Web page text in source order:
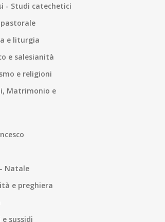
- Studi catechetici
pastorale
e liturgia
e salesianità
e religioni
Matrimonio e
Natale
e preghiera
e sussidi